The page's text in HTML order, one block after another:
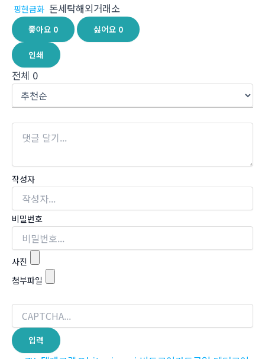
핑현금화 돈세탁해외거래소
좋아요 0 싫어요 0
인쇄
전체 0
작성자
비밀번호
사진
첨부파일